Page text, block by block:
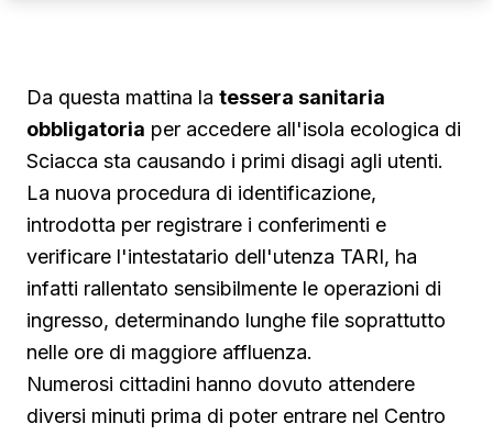
Da questa mattina la tessera sanitaria
obbligatoria per accedere all'isola ecologica di
Sciacca sta causando i primi disagi agli utenti.
La nuova procedura di identificazione,
introdotta per registrare i conferimenti e
verificare l'intestatario dell'utenza TARI, ha
infatti rallentato sensibilmente le operazioni di
ingresso, determinando lunghe file soprattutto
nelle ore di maggiore affluenza.
Numerosi cittadini hanno dovuto attendere
diversi minuti prima di poter entrare nel Centro